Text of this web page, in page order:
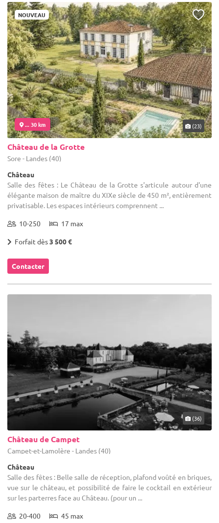
NOUVEAU
... 30 km (23)
Château de la Grotte
Sore - Landes (40)
Château
Salle des fêtes : Le Château de la Grotte s'articule autour d'une
élégante maison de maître du XIXe siècle de 450 m², entièrement
privatisable. Les espaces intérieurs comprennent ...
10-250 17 max
Forfait dès3 500 €
Contacter
(36)
Château de Campet
Campet-et-Lamolère - Landes (40)
Château
Salle des fêtes : Belle salle de réception, plafond voûté en briques,
vue sur le château, et possibilité de faire le cocktail en extérieur
sur les parterres face au Château. (pour un ...
20-400 45 max